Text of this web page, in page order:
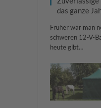
das ganze
Früher war man
schweren 12-V-
heute gibt…